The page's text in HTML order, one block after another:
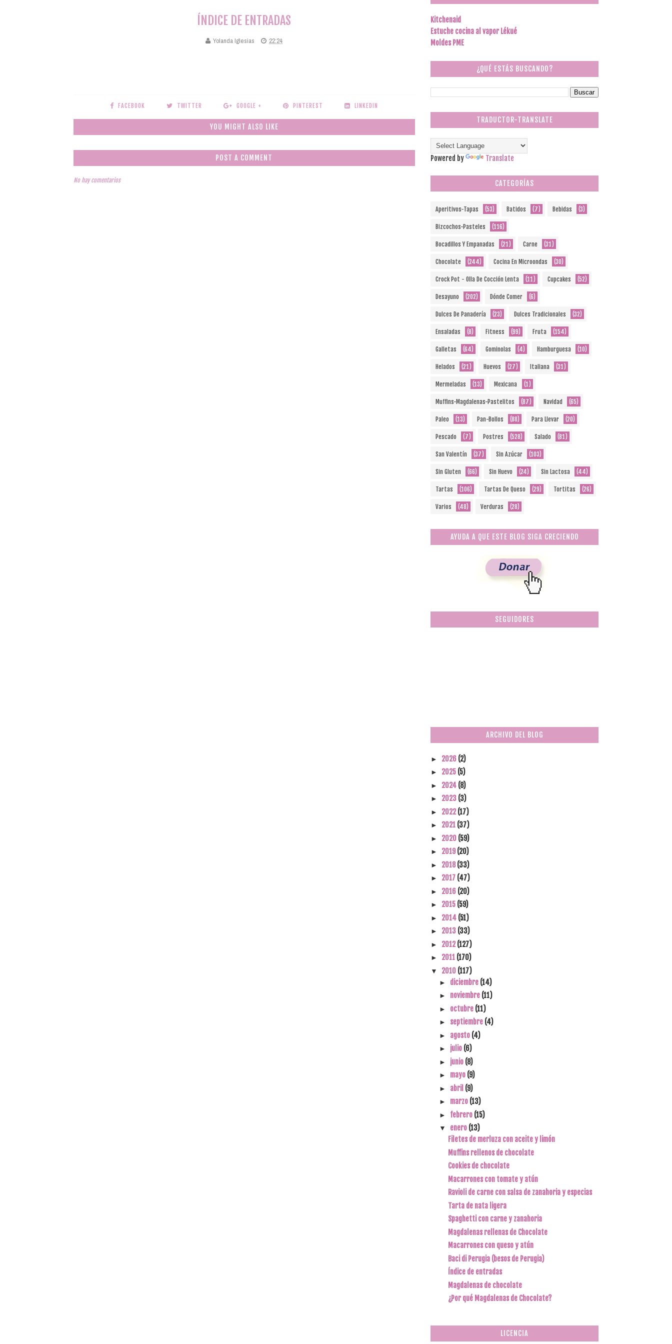
ÍNDICE DE ENTRADAS
Yolanda Iglesias 22:24
FACEBOOK TWITTER GOOGLE + PINTEREST LINKEDIN
YOU MIGHT ALSO LIKE
POST A COMMENT
No hay comentarios
Kitchenaid
Estuche cocina al vapor Lékué
Moldes PME
¿QUÉ ESTÁS BUSCANDO?
TRADUCTOR-TRANSLATE
Powered by Translate
CATEGORÍAS
Aperitivos-Tapas (53) Batidos (7) Bebidas (3)
Bizcochos-Pasteles (116)
Bocadillos Y Empanadas (21) Carne (31)
Chocolate (244) Cocina En Microondas (30)
Crock Pot - Olla De Cocción Lenta (11) Cupcakes (52)
Desayuno (202) Dónde Comer (6)
Dulces De Panadería (23) Dulces Tradicionales (32)
Ensaladas (8) Fitness (99) Fruta (154)
Galletas (64) Gominolas (4) Hamburguesa (10)
Helados (21) Huevos (27) Italiana (31)
Mermeladas (13) Mexicana (1)
Muffins-Magdalenas-Pastelitos (87) Navidad (65)
Paleo (13) Pan-Bollos (88) Para Llevar (20)
Pescado (7) Postres (528) Salado (81)
San Valentín (37) Sin Azúcar (103)
Sin Gluten (66) Sin Huevo (24) Sin Lactosa (44)
Tartas (106) Tartas De Queso (29) Tortitas (26)
Varios (48) Verduras (28)
AYUDA A QUE ESTE BLOG SIGA CRECIENDO
SEGUIDORES
ARCHIVO DEL BLOG
► 2026 (2)
► 2025 (5)
► 2024 (8)
► 2023 (3)
► 2022(17)
► 2021 (37)
► 2020 (59)
► 2019(20)
► 2018(33)
► 2017 (47)
► 2016 (20)
► 2015 (59)
► 2014 (51)
► 2013 (33)
► 2012(127)
► 2011 (170)
▼ 2010 (117)
► diciembre (14)
► noviembre (11)
► octubre (11)
► septiembre (4)
► agosto (4)
► julio (6)
► junio (8)
► mayo (9)
► abril (9)
► marzo (13)
► febrero (15)
▼ enero (13)
Filetes de merluza con aceite y limón
Muffins rellenos de chocolate
Cookies de chocolate
Macarrones con tomate y atún
Ravioli de carne con salsa de zanahoria y especias
Tarta de nata ligera
Spaghetti con carne y zanahoria
Magdalenas rellenas de Chocolate
Macarrones con queso y atún
Baci di Perugia (besos de Perugia)
Índice de entradas
Magdalenas de chocolate
¿Por qué Magdalenas de Chocolate?
LICENCIA